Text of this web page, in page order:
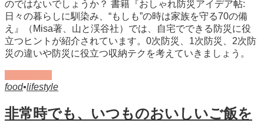
のではないでしょうか？ 書籍『おしゃれ防災アイデア帖:
日々の暮らしに馴染み、“もしも”の時は家族を守る70の備
え』（Misa著、山と渓谷社）では、自宅でできる防災に役
立つヒントが紹介されています。0次防災、1次防災、2次防
災の違いや防災に役立つ収納テクを考えていきましょう。
food•lifestyle
非常時でも、いつものおいしいご飯を